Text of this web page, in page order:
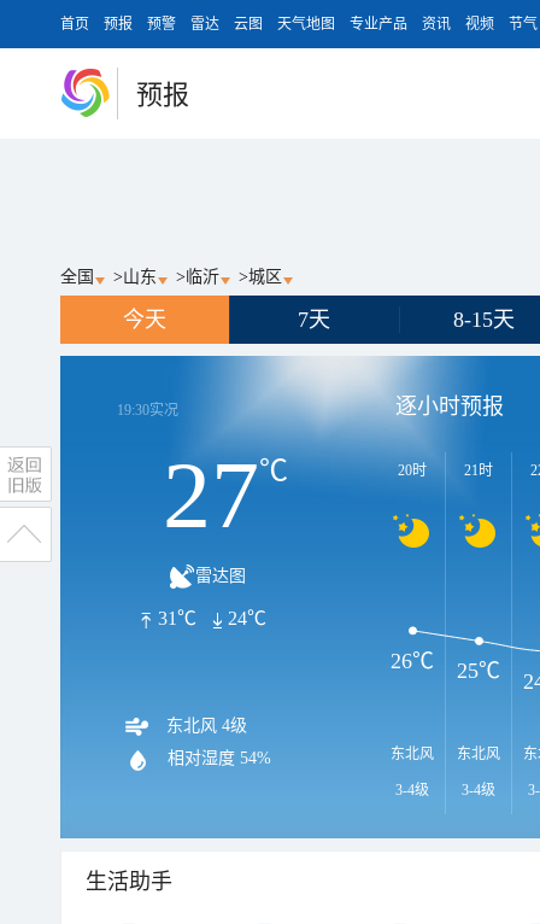
首页 预报 预警 雷达 云图 天气地图 专业产品 资讯 视频 节气
预报
全国 >山东 > 临沂 >城区
今天 7天 8-15天
19:30实况
27℃
雷达图
31℃ 24℃
东北风 4级
相对湿度 54%
逐小时预报
20时
东北风
3-4级
21时
东北风
3-4级
26℃ 25℃
生活助手